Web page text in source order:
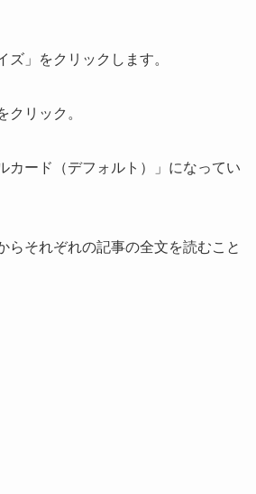
」をクリックします。
リック。
カード（デフォルト）」になってい
らそれぞれの記事の全文を読むこと